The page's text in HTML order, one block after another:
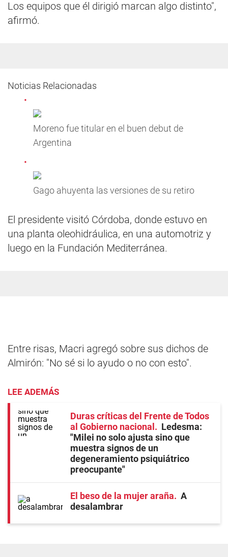
Los equipos que él dirigió marcan algo distinto",
afirmó.
Noticias Relacionadas
Moreno fue titular en el buen debut de
Argentina
Gago ahuyenta las versiones de su retiro
El presidente visitó Córdoba, donde estuvo en
una planta oleohidráulica, en una automotriz y
luego en la Fundación Mediterránea.
Entre risas, Macri agregó sobre sus dichos de
Almirón: "No sé si lo ayudo o no con esto".
LEE ADEMÁS
Duras críticas del Frente de Todos
al Gobierno nacional
Ledesma:
"Milei no solo ajusta sino que
muestra signos de un
degeneramiento psiquiátrico
preocupante"
El beso de la mujer araña
A
desalambrar